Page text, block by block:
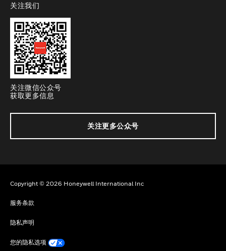
toggle view
关注我们
关注微信公众号
获取更多信息
关注更多公众号
Copyright © 2026 Honeywell International Inc
服务条款
隐私声明
您的隐私选项